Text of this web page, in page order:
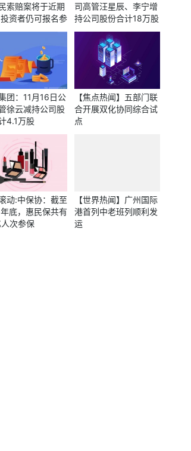
索赔案将于近期
资者仍可报名参
司高管汪星辰、李宁增
持公司股份合计18万股
团：11月16日公
徐云减持公司股
4.1万股
【焦点热闻】五部门联
合开展双化协同综合试
点
动:中保协：截至
底，惠民保共有
次参保
【世界热闻】广州国际
港首列中老班列顺利发
运